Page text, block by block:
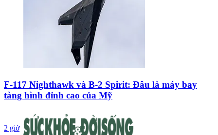
F-117 Nighthawk và B-2 Spirit: Đâu là máy bay
tàng hình đỉnh cao của Mỹ
2 giờ